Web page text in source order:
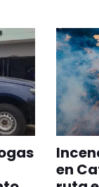
en